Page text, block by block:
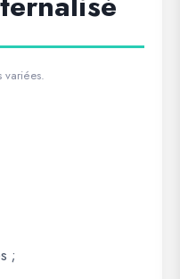
variées.
;